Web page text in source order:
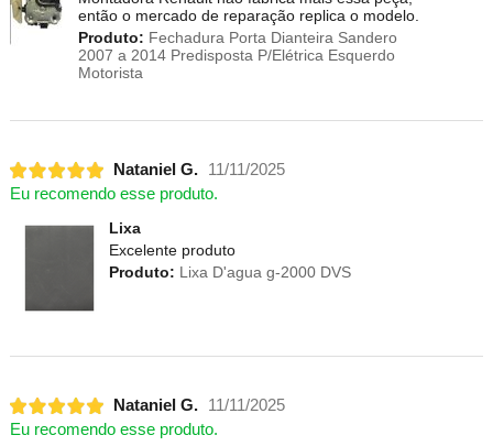
então o mercado de reparação replica o modelo.
Produto: Fechadura Porta Dianteira Sandero
2007 a 2014 Predisposta P/Elétrica Esquerdo
Motorista
Nataniel G.
11/11/2025
Eu recomendo esse produto.
Lixa
Excelente produto
Produto: Lixa D'agua g-2000 DVS
Nataniel G.
11/11/2025
Eu recomendo esse produto.